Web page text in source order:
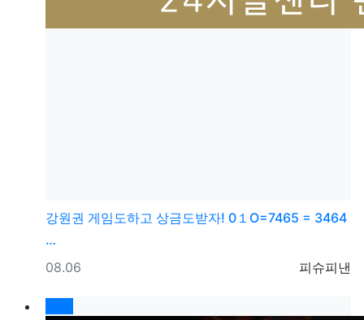
강원권 게임도하고 상금도받자! 0１O=7465 = 3464
…
등록자
피슈피낸
등록일
08.06